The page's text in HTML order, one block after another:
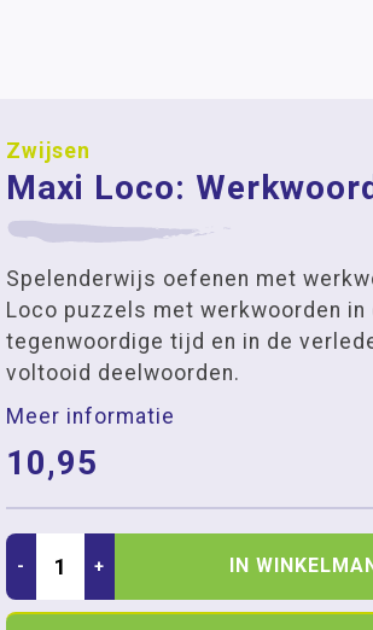
Zwijsen
Maxi Loco:
Spelenderwijs oefenen met
Loco puzzels met werkwoorden in
tegenwoordige tijd en in de
voltooid deelwoorden.
Meer informatie
10,95
- + IN